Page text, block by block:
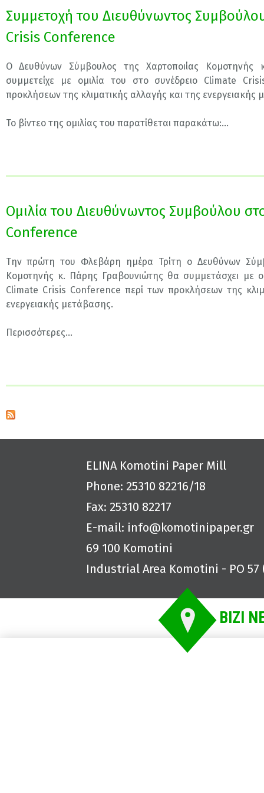
Συμμετοχή του Διευθύνωντος
Crisis Conference
Ο Δευθύνων Σύμβουλος της Χαρτοποιίας Κομοτηνής
συμμετείχε με ομιλία του στο συνέδρειο Climate
προκλήσεων της κλιματικής αλλαγής και της ενεργειακής
Το βίντεο της ομιλίας του παρατίθεται παρακάτω:...
Ομιλία του Διευθύνωντος Συμβούλου
Conference
Την πρώτη του Φλεβάρη ημέρα Τρίτη ο Δευθύνων
Κομοτηνής κ. Πάρης Γραβουνιώτης θα συμμετάσχει με
Climate Crisis Conference περί των προκλήσεων της
ενεργειακής μετάβασης.
Περισσότερες...
ELINA Komotini Paper Mill
Phone: 25310 82216/18
Fax: 25310 82217
E-mail: info@komotinipaper.gr
69 100 Komotini
Industrial Area Komotini - PO 57
BIZI